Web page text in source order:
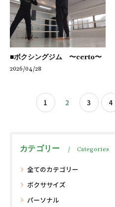
■ボクシングジム 〜certo〜
2026/04/28
1 2 3 4
カテゴリー Categories
全てのカテゴリー
ボクササイズ
パーソナル